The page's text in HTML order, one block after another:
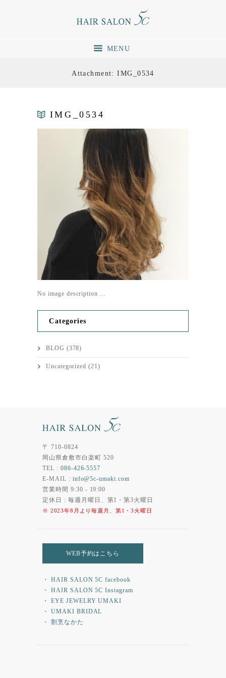
MENU
Attachment: IMG_0534
IMG_0534
No image description ...
Categories
BLOG (378)
Uncategorized (21)
〒 710-0824
岡山県倉敷市白楽町 520
TEL : 086-426-5557
E-MAIL : info@5c-umaki.com
営業時間 9:30 - 19:00
定休日 : 毎週月曜日、第1・第3火曜日
※ 2023年8月より毎週月、第1・3火曜日
WEB予約はこちら
・ HAIR SALON 5C facebook
・ HAIR SALON 5C Instagram
・ EYE JEWELRY UMAKI
・ UMAKI BRIDAL
・ 割烹なかた